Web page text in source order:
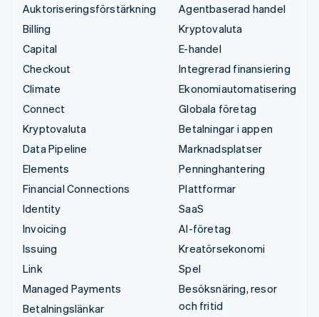
Auktoriseringsförstärkning
Billing
Capital
Checkout
Climate
Connect
Kryptovaluta
Data Pipeline
Elements
Financial Connections
Identity
Invoicing
Issuing
Link
Managed Payments
Betalningslänkar
Agentbaserad handel
Kryptovaluta
E-handel
Integrerad finansiering
Ekonomiautomatisering
Globala företag
Betalningar i appen
Marknadsplatser
Penninghantering
Plattformar
SaaS
AI-företag
Kreatörsekonomi
Spel
Besöksnäring, resor
och fritid